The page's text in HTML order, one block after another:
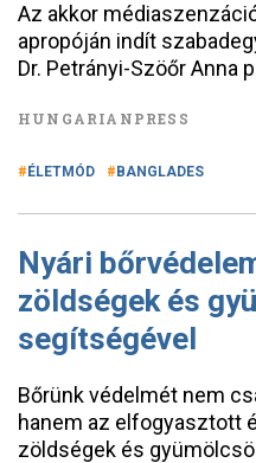
Az akkor
apropóján indít
Dr. Petrányi-Szöőr Anna
HUNGARIANPRESS
ÉLETMÓD BANGLADES
Nyári
zöldségek és
segítségével
Bőrünk védelmét nem
hanem az elfogyasztott
zöldségek és